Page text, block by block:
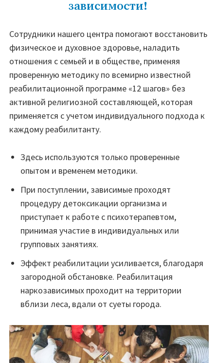
зависимости!
Сотрудники нашего центра помогают восстановить
физическое и духовное здоровье, наладить
отношения с семьей и в обществе, применяя
проверенную методику по всемирно известной
реабилитационной программе «12 шагов» без
активной религиозной составляющей, которая
применяется с учетом индивидуального подхода к
каждому реабилитанту.
Здесь используются только проверенные
опытом и временем методики.
При поступлении, зависимые проходят
процедуру детоксикации организма и
приступает к работе с психотерапевтом,
принимая участие в индивидуальных или
групповых занятиях.
Эффект реабилитации усиливается, благодаря
загородной обстановке. Реабилитация
наркозависимых проходит на территории
вблизи леса, вдали от суеты города.